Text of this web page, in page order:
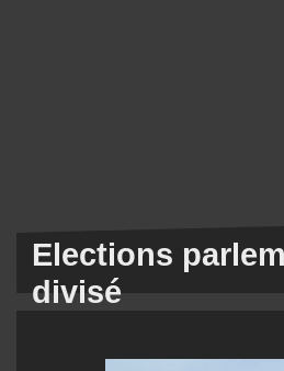
Elections
divisé